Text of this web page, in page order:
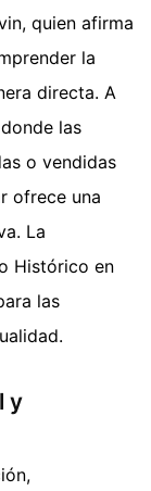
quien afirma
la
directa. A
las
o vendidas
ofrece una
La
Histórico en
las
y